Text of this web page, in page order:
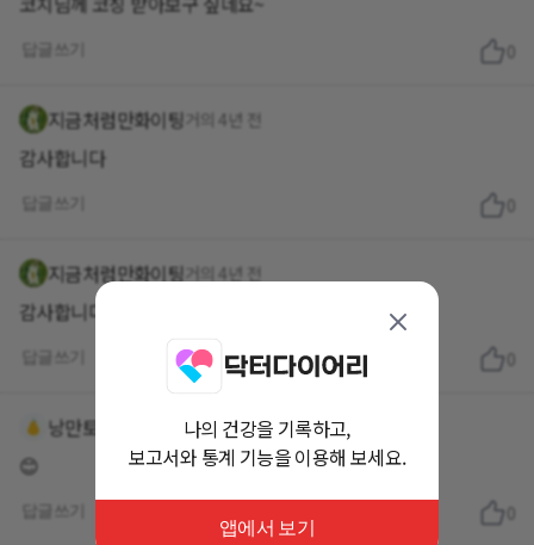
답글쓰기
지금처럼만화이팅 거의 4년 전
감사합니다
답글쓰기
지금처럼만화이팅 거의 4년 전
감사합니다
답글쓰기
낭만토낑 거의 4년 전
😊
답글쓰기
나의 건강을 기록하고,
보고서와 통계 기능을 이용해 보세요.
앱에서 보기